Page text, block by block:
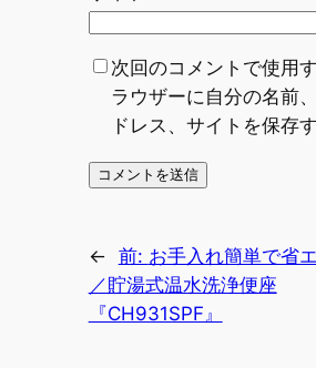
次回のコメントで使用
ラウザーに自分の名前
ドレス、サイトを保存す
← 前: お手入れ簡単で省
／貯湯式温水洗浄便座
『CH931SPF』